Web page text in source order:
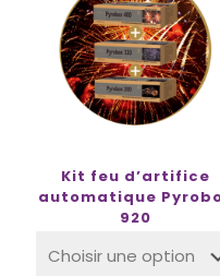
Kit feu d’artifice
automatique
920